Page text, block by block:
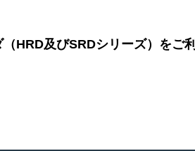
HRD及びSRDシリーズ）をご